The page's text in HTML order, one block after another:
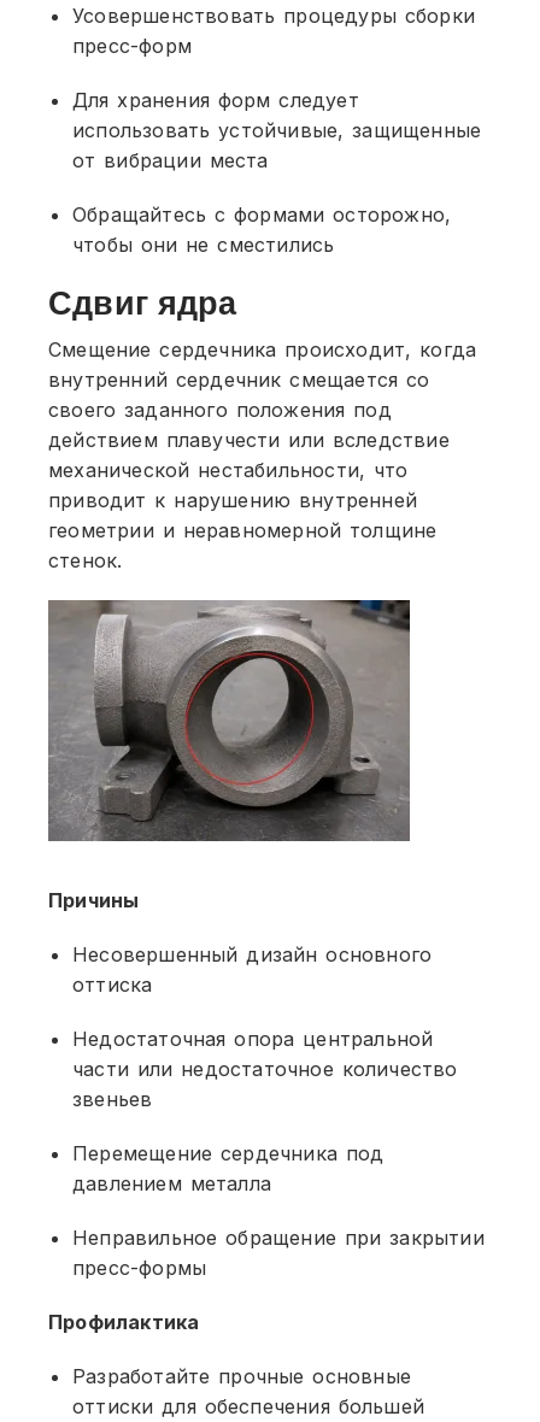
Усовершенствовать процедуры сборки
пресс-форм
Для хранения форм следует
использовать устойчивые, защищенные
от вибрации места
Обращайтесь с формами осторожно,
чтобы они не сместились
Сдвиг ядра
Смещение сердечника происходит, когда
внутренний сердечник смещается со
своего заданного положения под
действием плавучести или вследствие
механической нестабильности, что
приводит к нарушению внутренней
геометрии и неравномерной толщине
стенок.
Причины
Несовершенный дизайн основного
оттиска
Недостаточная опора центральной
части или недостаточное количество
звеньев
Перемещение сердечника под
давлением металла
Неправильное обращение при закрытии
пресс-формы
Профилактика
Разработайте прочные основные
оттиски для обеспечения большей